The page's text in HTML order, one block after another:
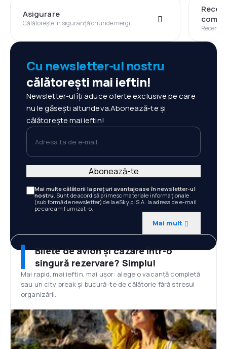
Asigurare
Călătorește în siguranță oriunde mergi
Recenzii
Cu newsletter-ul nostru
călătorești mai ieftin!
Newsletter-ul îți aduce oferte exclusive pe care
nu le găsești altundeva.Abonează-te și
călătorește mai ieftin!
Adresa ta de e-mail
Mai multe călătorii la prețuri avantajoase în newsletter-ul
nostru. Sunt de acord să primesc materiale informaționale
(sub formă de newsletter) de la eSky.pl S.A. la adresa de e-mail
pe care am furnizat-o.
Mai mult
Abonează-te
Bilete de avion și cazare într-o
singură rezervare? Simplu!
Mai rapid, mai ieftin, mai ușor: alege o vacanță completă
sau un city break și bucură-te de călătorie fără stresul
organizării.